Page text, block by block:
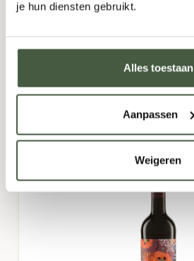
je hun diensten gebruikt.
Alles toestaan
Aanpassen
Weigeren
8,95
+
TOEVOEGEN